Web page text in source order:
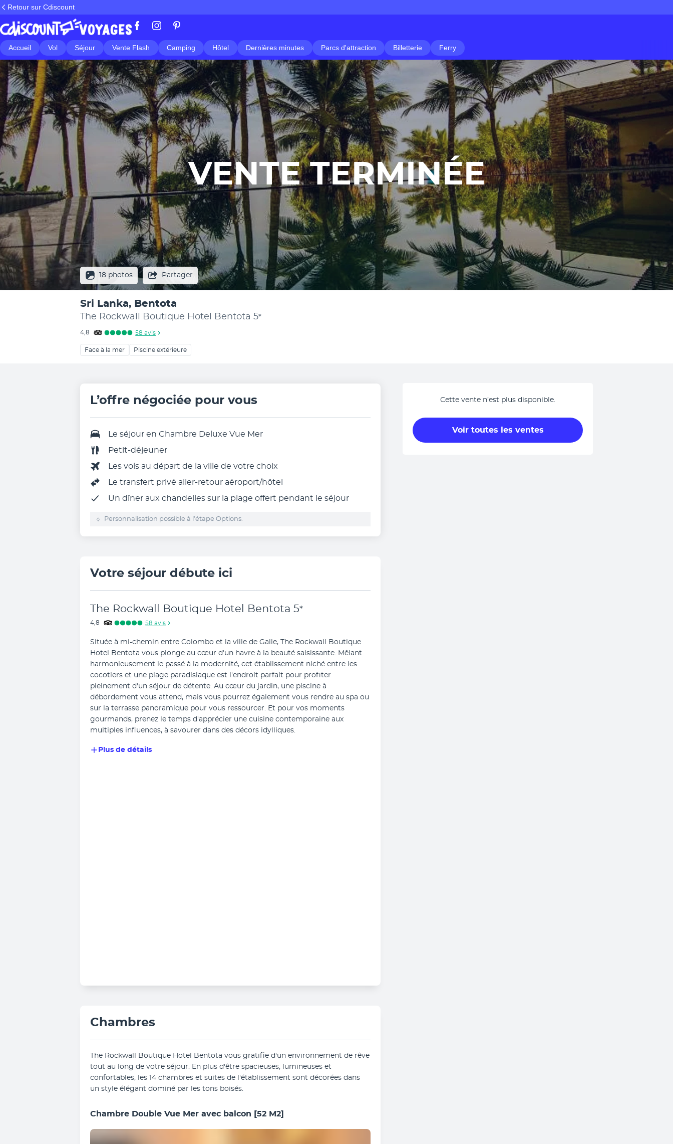
Retour sur Cdiscount
Accueil Vol Séjour Vente Flash Camping Hôtel Dernières minutes Parcs d'attraction Billetterie Ferry
VENTE TERMINÉE
18 photos Partager
Sri Lanka, Bentota
The Rockwall Boutique Hotel Bentota 5*
4,8 58 avis
Face à la mer Piscine extérieure
Cette vente n’est plus disponible.
Voir toutes les ventes
L’offre négociée pour vous
Le séjour en Chambre Deluxe Vue Mer
Petit-déjeuner
Les vols au départ de la ville de votre choix
Le transfert privé aller-retour aéroport/hôtel
Un dîner aux chandelles sur la plage offert pendant le séjour
Personnalisation possible à l’étape Options.
Votre séjour débute ici
The Rockwall Boutique Hotel Bentota 5*
4,8 58 avis
Située à mi-chemin entre Colombo et la ville de Galle, The Rockwall Boutique
Hotel Bentota vous plonge au cœur d'un havre à la beauté saisissante. Mêlant
harmonieusement le passé à la modernité, cet établissement niché entre les
cocotiers et une plage paradisiaque est l'endroit parfait pour profiter
pleinement d'un séjour de détente. Au cœur du jardin, une piscine à
débordement vous attend, mais vous pourrez également vous rendre au spa ou
sur la terrasse panoramique pour vous ressourcer. Et pour vos moments
gourmands, prenez le temps d'apprécier une cuisine contemporaine aux
multiples influences, à savourer dans des décors idylliques.
Plus de détails
Chambres
The Rockwall Boutique Hotel Bentota vous gratifie d'un environnement de rêve
tout au long de votre séjour. En plus d'être spacieuses, lumineuses et
confortables, les 14 chambres et suites de l'établissement sont décorées dans
un style élégant dominé par les tons boisés.
Chambre Double Vue Mer avec balcon [52 M2]